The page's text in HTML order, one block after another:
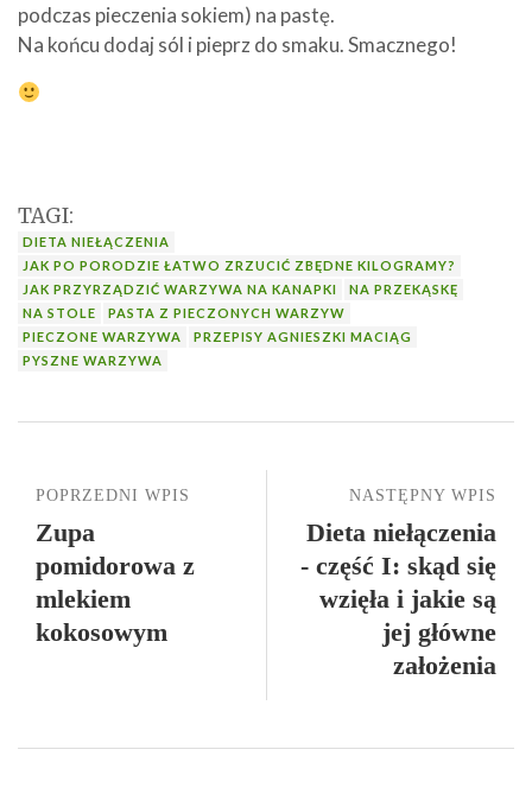
podczas pieczenia sokiem) na pastę.
Na końcu dodaj sól i pieprz do smaku. Smacznego!
TAGI:
DIETA NIEŁĄCZENIA
JAK PO PORODZIE ŁATWO ZRZUCIĆ ZBĘDNE KILOGRAMY?
JAK PRZYRZĄDZIĆ WARZYWA NA KANAPKI
NA PRZEKĄSKĘ
NA STOLE
PASTA Z PIECZONYCH WARZYW
PIECZONE WARZYWA
PRZEPISY AGNIESZKI MACIĄG
PYSZNE WARZYWA
NASTĘPNY WPIS
Dieta niełączenia
- część I: skąd się
wzięła i jakie są
jej główne
założenia
POPRZEDNI WPIS
Zupa
pomidorowa z
mlekiem
kokosowym